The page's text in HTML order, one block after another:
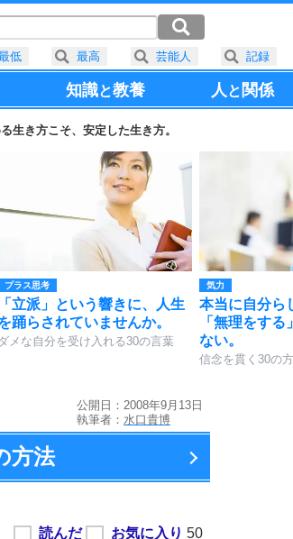
知識と教養 人と 関係
生き方こそ、安定した生き方。
プラス思考
「立派」という響きに、人生
踊らされていませんか。
ダメな自分を受け入れる30の言葉
気力
本当に自分ら
「無理をす
ない。
信念を貫く30の
公開日：2008年9月13日
執筆者： 水口貴博
方法
低 最高 芸能人 記録